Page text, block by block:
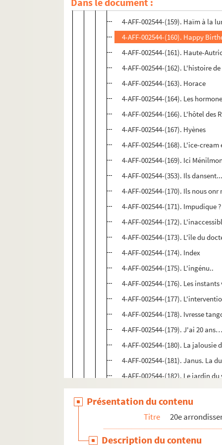
4-AFF-002544-(158). Gulliver's
4-AFF-002544-(159). Haïm à la
4-AFF-002544-(160). Happy
4-AFF-002544-(161). Haute-
4-AFF-002544-(162). L'histoire
4-AFF-002544-(163). Horace
4-AFF-002544-(164). Les
4-AFF-002544-(166). L'hôtel des
4-AFF-002544-(167). Hyènes
4-AFF-002544-(168). L'ice-
4-AFF-002544-(169). Ici
4-AFF-002544-(353). Ils
4-AFF-002544-(170). Ils nous
4-AFF-002544-(171). Impudique ?
4-AFF-002544-(172).
4-AFF-002544-(173). L'île du
4-AFF-002544-(174). Index
4-AFF-002544-(175). L'ingénu..
4-AFF-002544-(176). Les instants
4-AFF-002544-(177).
4-AFF-002544-(178). Ivresse
4-AFF-002544-(179). J'ai 20
4-AFF-002544-(180). La
4-AFF-002544-(181). Janus. La
4-AFF-002544-(182). Le jardin
4-AFF-002544-(184). Jean-
4-AFF-002544-(185). Je ne
4-AFF-002544-(186). Je t'aime,
Présentation du contenu
Titre 20e
Description du contenu